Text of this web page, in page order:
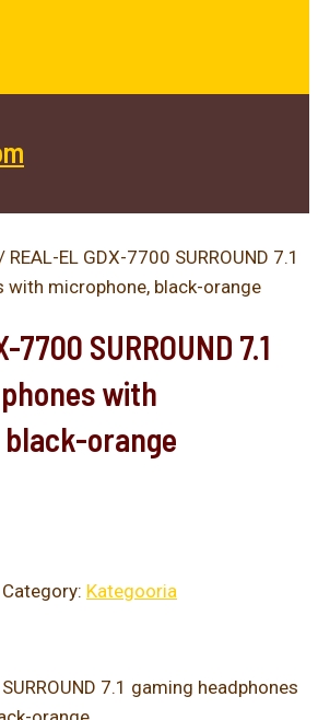
REAL-EL GDX-7700 SURROUND 7.1
with microphone, black-orange
7700 SURROUND 7.1
with
orange
Category: Kategooria
7.1 gaming headphones